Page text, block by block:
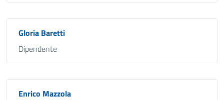
Gloria Baretti
Dipendente
Enrico Mazzola